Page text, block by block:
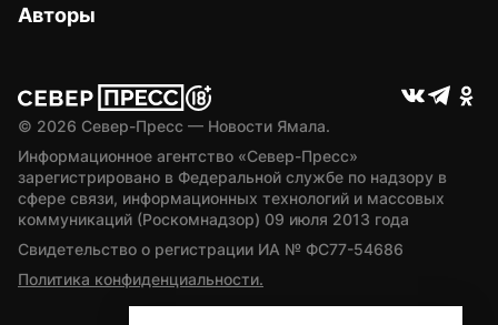
Авторы
© 2026 Север-Пресс — Новости Ямала.
Информационное агентство «Север-Пресс»
зарегистрировано в Федеральной службе по надзору в
сфере связи, информационных технологий и массовых
коммуникаций (Роскомнадзор) 09 июля 2013 года
Свидетельство о регистрации ИА № ФС77-54686
Политика конфиденциальности.